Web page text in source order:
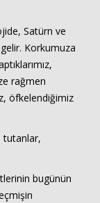
Satürn ve
Korkumuza
rağmen
öfkelendiğimiz
tutanlar,
bugünün
Haberin Doğru Adresi.